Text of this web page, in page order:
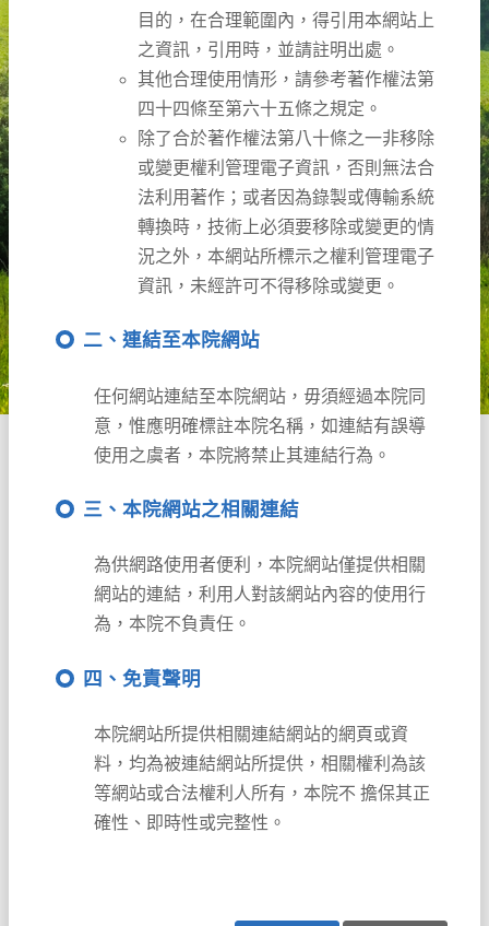
目的，在合理範圍內，得引用本網站上
之資訊，引用時，並請註明出處。
其他合理使用情形，請參考著作權法第
四十四條至第六十五條之規定。
除了合於著作權法第八十條之一非移除
或變更權利管理電子資訊，否則無法合
法利用著作；或者因為錄製或傳輸系統
轉換時，技術上必須要移除或變更的情
況之外，本網站所標示之權利管理電子
資訊，未經許可不得移除或變更。
二、連結至本院網站
任何網站連結至本院網站，毋須經過本院同
意，惟應明確標註本院名稱，如連結有誤導
使用之虞者，本院將禁止其連結行為。
三、本院網站之相關連結
為供網路使用者便利，本院網站僅提供相關
網站的連結，利用人對該網站內容的使用行
為，本院不負責任。
四、免責聲明
本院網站所提供相關連結網站的網頁或資
料，均為被連結網站所提供，相關權利為該
等網站或合法權利人所有，本院不 擔保其正
確性、即時性或完整性。